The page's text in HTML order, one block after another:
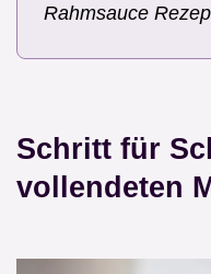
Rahmsauce
Schritt für
vollendeten